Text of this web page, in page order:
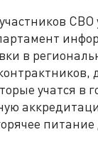
СВО
в
учатся в